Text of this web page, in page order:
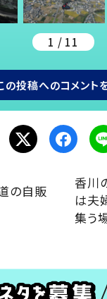
1 / 11
の投稿へのコメント
の自販
香川
は夫
集う